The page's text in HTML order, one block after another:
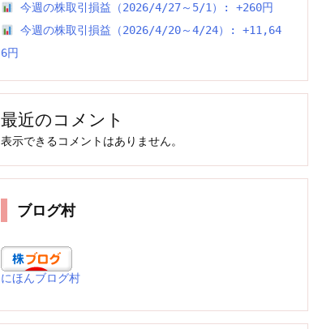
今週の株取引損益（2026/4/27～5/1）: +260円
今週の株取引損益（2026/4/20～4/24）: +11,64
6円
最近のコメント
表示できるコメントはありません。
ブログ村
にほんブログ村